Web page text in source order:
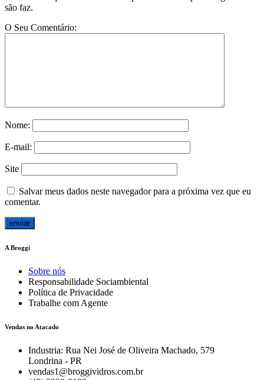
são faz.
O Seu Comentário:
Nome:
E-mail:
Site
Salvar meus dados neste navegador para a próxima vez que eu
comentar.
A Broggi
Sobre nós
Responsabilidade Sociambiental
Política de Privacidade
Trabalhe com Agente
Vendas no Atacado
Industria: Rua Nei José de Oliveira Machado, 579
Londrina - PR
vendas1@broggividros.com.br